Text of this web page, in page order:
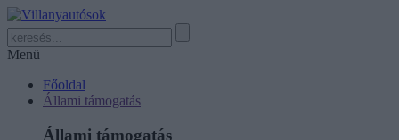
Menü
Főoldal
Állami támogatás
Állami támogatás